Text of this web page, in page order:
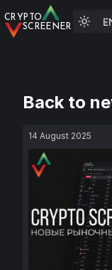
CRYPTO
SCREENER
Back to
14 August 2025